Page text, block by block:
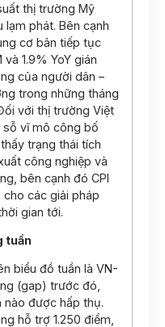
thị trường Mỹ
phát. Bên cạnh
cơ bản tiếp tục
1.9% YoY gián
của người dân –
trong những tháng
với thị trường Việt
sỗ vĩ mô công bố
trạng thái tích
công nghiệp và
bên cạnh đó CPI
các giải pháp
gian tới.
tuần
biểu đồ tuần là VN-
(gap) trước đó,
nào được hấp thụ.
hỗ trợ 1.250 điểm,